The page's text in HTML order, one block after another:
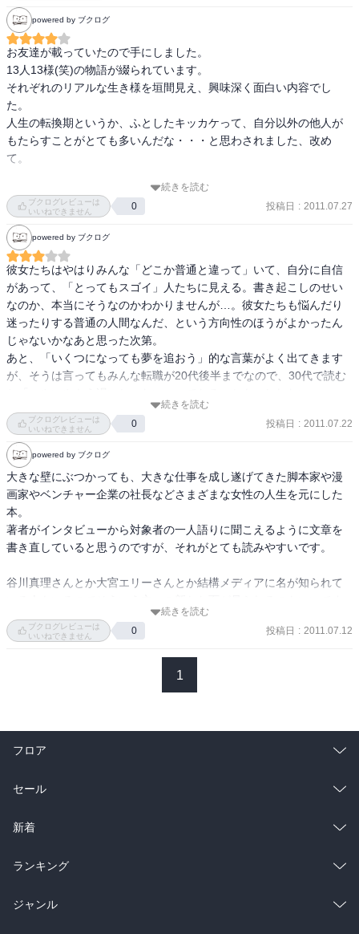
参考になる点、考えが違うな、と思う点、たくさんあった。
自分がやりたい方向に進む人、ちょっとしたきっかけで今がある
人、未来のビジョンが浮かびそれに従って来た人
何が起こるか分からない人生、今の仕事が合っている合っていない
を決めるのは自分の心次第。
やってみて駄目なら次に行く。
でも、中途半端には終わらせたくない。
自分のやれることはもっとあるんじゃないか。
などなど、色々悩むけど、結局自分が落ち着くところを自然と選ん
で、今があるんだと思う。
生きていくうえで、きっと意味のないことはないんだと思うし。
落ち込んでプラスにとらえることが難しいときもあるけど、何事も
勉強って思って取り組みたい。
それが将来役に立つかもしれないし、知識の幅が広がるかもしれな
悩んでいる今、出会えて良かった1冊。
powered by ブクログ
お友達が載っていたので手にしました。
13人13様(笑)の物語が綴られています。
それぞれのリアルな生き様を垣間見え、興味深く面白い内容でし
た。
人生の転換期というか、ふとしたキッカケって、自分以外の他人が
もたらすことがとても多いんだな・・・と思わされました、改め
て。
皆さんお若いので、まだ人生の通過点に過ぎないかもしれません
が、それでもそこまでの人生のいろんな出来事を、慎重に言葉を選
びながら伝えてくれています。
仕事で悩んでいる女性は、一読の価値アリです。
続きを読む
ブクログレビューは
いいねできません
0 投稿日 : 2011.07.27
powered by ブクログ
彼女たちはやはりみんな「どこか普通と違って」いて、自分に自信
があって、「とってもスゴイ」人たちに見える。書き起こしのせい
なのか、本当にそうなのかわかりませんが…。彼女たちも悩んだり
迷ったりする普通の人間なんだ、という方向性のほうがよかったん
じゃないかなあと思った次第。
あと、「いくつになっても夢を追おう」的な言葉がよく出てきます
が、そうは言ってもみんな転職が20代後半までなので、30代で読む
続きを読む
ブクログレビューは
いいねできません
0 投稿日 : 2011.07.22
powered by ブクログ
大きな壁にぶつかっても、大きな仕事を成し遂げてきた脚本家や漫
画家やベンチャー企業の社長などさまざまな女性の人生を元にした
本。
著者がインタビューから対象者の一人語りに聞こえるように文章を
書き直していると思うのですが、それがとても読みやすいです。
谷川真理さんとか大宮エリーさんとか結構メディアに名が知られて
ね。
続きを読む
ブクログレビューは
いいねできません
0 投稿日 : 2011.07.12
1
フロア
総合
ラノベ
雑誌・グラビア
BL・TL
セール
総合
ラノベ
雑誌・グラビア
新着
総合
ラノベ
ランキング
総合
ジャンル